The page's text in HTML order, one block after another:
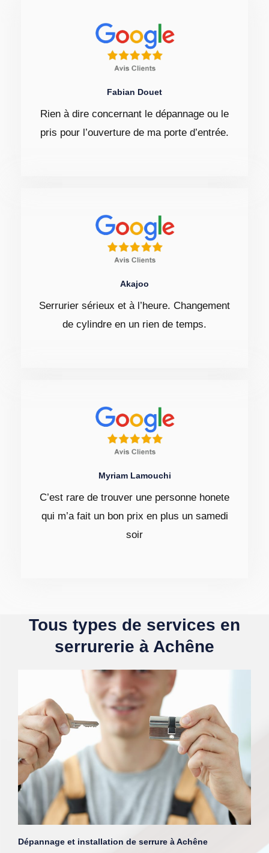
Fabian Douet
Rien à dire concernant le dépannage ou le
pris pour l’ouverture de ma porte d’entrée.
Akajoo
Serrurier sérieux et à l’heure. Changement
de cylindre en un rien de temps.
Myriam Lamouchi
C’est rare de trouver une personne honete
qui m’a fait un bon prix en plus un samedi
soir
Tous types de services en
serrurerie à Achêne
Dépannage et installation de serrure à Achêne